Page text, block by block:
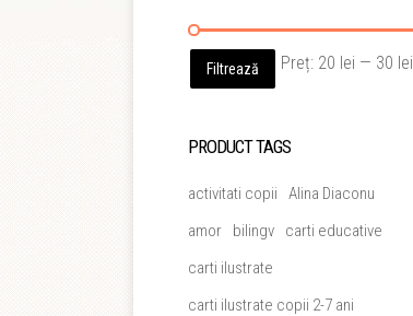
minim
maxim
Filtrează Preț: 20 lei — 30 lei
PRODUCT TAGS
activitati copii
Alina Diaconu
amor
bilingv
carti educative
carti ilustrate
carti ilustrate copii 2-7 ani